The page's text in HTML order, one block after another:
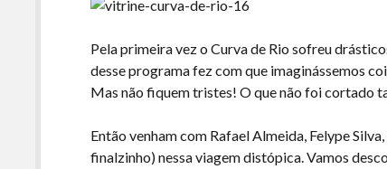
Pela primeira vez o Curva de Rio sofreu
desse programa fez com que imaginássemos
Mas não fiquem tristes! O que não foi cortado
Então venham com Rafael Almeida, Felype
finalzinho) nessa viagem distópica. Vamos